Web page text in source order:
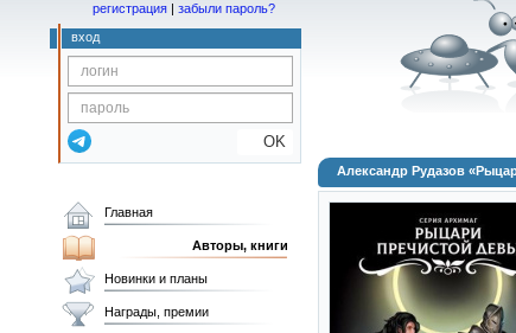
регистрация | забыли пароль?
вход
OK
Александр Рудазов
Главная
Авторы, книги
Новинки и планы
Награды, премии